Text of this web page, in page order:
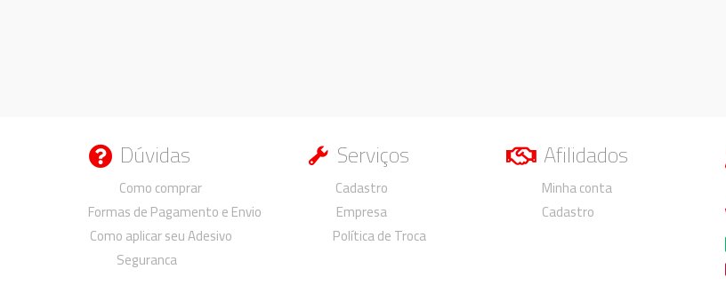
Duvidas
Dúvidas
Como comprar
Formas de Pagamento e Envio
Como aplicar seu Adesivo
Seguranca
Duvidas
Serviços
Cadastro
Empresa
Política de Troca
Duvidas
Afilidados
Minha conta
Cadastro